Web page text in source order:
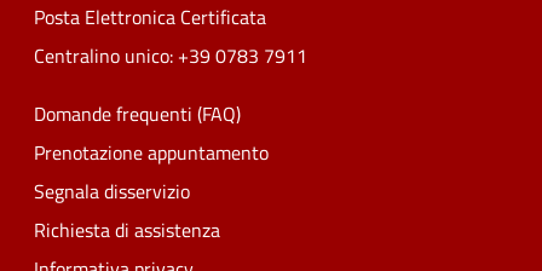
Posta Elettronica Certificata
Centralino unico: +39 0783 7911
Domande frequenti (FAQ)
Prenotazione appuntamento
Segnala disservizio
Richiesta di assistenza